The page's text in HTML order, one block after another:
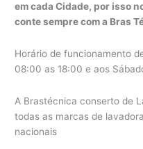
em cada Cidade, por isso
conte sempre com a Bras
Horário de funcionamento
08:00 as 18:00 e aos
A Brastécnica conserto de
todas as marcas de
nacionais